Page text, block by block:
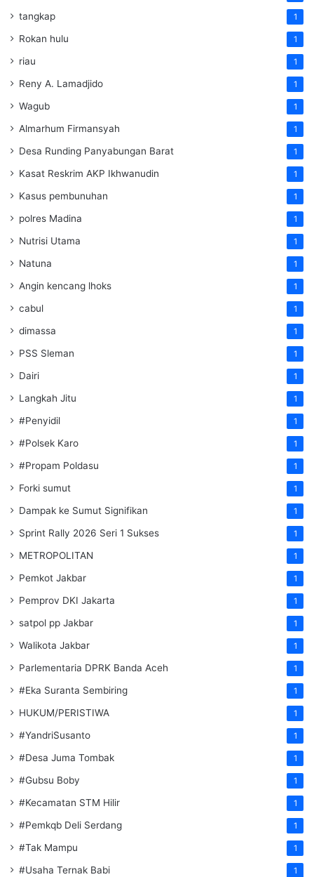
tangkap 1
Rokan hulu 1
riau 1
Reny A. Lamadjido 1
Wagub 1
Almarhum Firmansyah 1
Desa Runding Panyabungan Barat 1
Kasat Reskrim AKP Ikhwanudin 1
Kasus pembunuhan 1
polres Madina 1
Nutrisi Utama 1
Natuna 1
Angin kencang lhoks 1
cabul 1
dimassa 1
PSS Sleman 1
Dairi 1
Langkah Jitu 1
#Penyidil 1
#Polsek Karo 1
#Propam Poldasu 1
Forki sumut 1
Dampak ke Sumut Signifikan 1
Sprint Rally 2026 Seri 1 Sukses 1
METROPOLITAN 1
Pemkot Jakbar 1
Pemprov DKI Jakarta 1
satpol pp Jakbar 1
Walikota Jakbar 1
Parlementaria DPRK Banda Aceh 1
#Eka Suranta Sembiring 1
HUKUM/PERISTIWA 1
#YandriSusanto 1
#Desa Juma Tombak 1
#Gubsu Boby 1
#Kecamatan STM Hilir 1
#Pemkqb Deli Serdang 1
#Tak Mampu 1
#Usaha Ternak Babi 1